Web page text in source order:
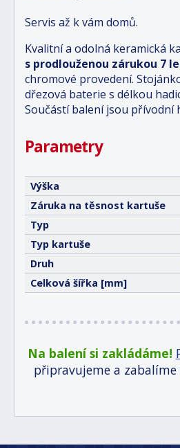
Servis až k vám domů.
Kvalitní a odolná keramická
s prodlouženou zárukou 7
chromové provedení.
dřezová baterie s délkou
Součástí balení jsou přívodní
Parametry
Výška
Záruka na těsnost kartuše
Typ
Typ kartuše
Druh
Celková šířka [mm]
Na balení si zakládáme!
připravujeme a zabalíme